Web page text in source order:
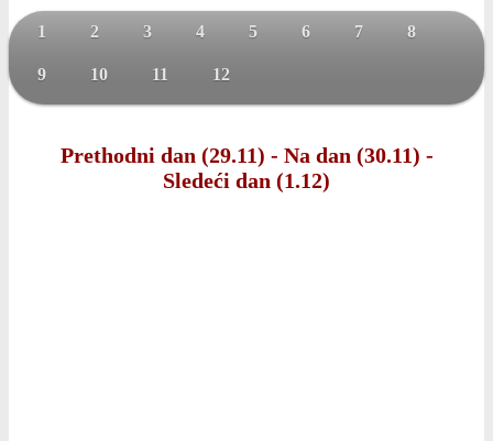
1 2 3 4 5 6 7 8
9 10 11 12
Prethodni dan (29.11) - Na dan (30.11) -
Sledeći dan (1.12)